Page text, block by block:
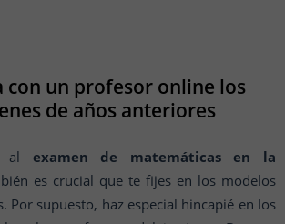
con un profesor online los
de años anteriores
al examen de matemáticas en la
es crucial que te fijes en los modelos
Por supuesto, haz especial hincapié en los